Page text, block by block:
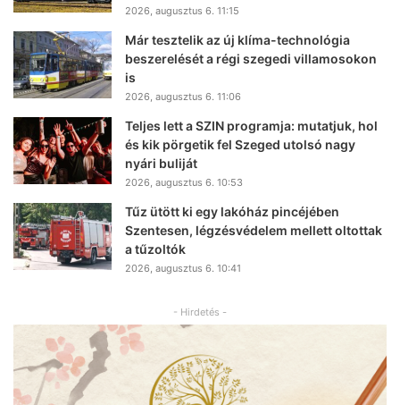
2026, augusztus 6. 11:15
Már tesztelik az új klíma-technológia
beszerelését a régi szegedi villamosokon
is
2026, augusztus 6. 11:06
Teljes lett a SZIN programja: mutatjuk, hol
és kik pörgetik fel Szeged utolsó nagy
nyári buliját
2026, augusztus 6. 10:53
Tűz ütött ki egy lakóház pincéjében
Szentesen, légzésvédelem mellett oltottak
a tűzoltók
2026, augusztus 6. 10:41
- Hirdetés -